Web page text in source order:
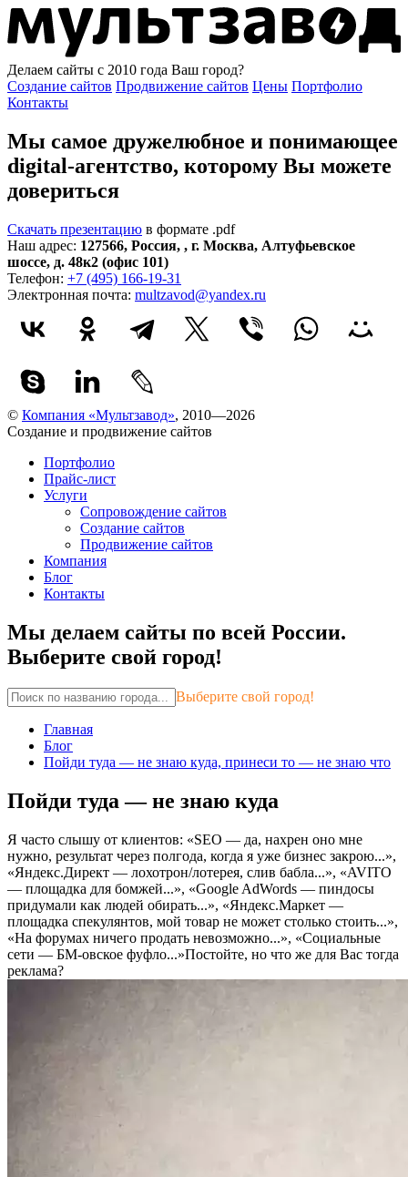
Делаем сайты с 2010 года Ваш город?
Создание сайтов Продвижение сайтов Цены Портфолио
Контакты
Мы самое дружелюбное и понимающее
digital-агентство, которому Вы можете
довериться
Скачать презентацию в формате .pdf
Наш адрес: 127566, Россия, , г. Москва, Алтуфьевское
шоссе, д. 48к2 (офис 101)
Телефон: +7 (495) 166-19-31
Электронная почта: multzavod@yandex.ru
© Компания «Мультзавод», 2010—2026
Создание и продвижение сайтов
Портфолио
Прайс-лист
Услуги
Сопровождение сайтов
Создание сайтов
Продвижение сайтов
Компания
Блог
Контакты
Мы делаем сайты по всей России.
Выберите свой город!
Выберите свой город!
Главная
Блог
Пойди туда — не знаю куда, принеси то — не знаю что
Пойди туда — не знаю куда
Я часто слышу от клиентов: «SEO — да, нахрен оно мне
нужно, результат через полгода, когда я уже бизнес закрою...»,
«Яндекс.Директ — лохотрон/лотерея, слив бабла...», «AVITO
— площадка для бомжей...», «Google AdWords — пиндосы
придумали как людей обирать...», «Яндекс.Маркет —
площадка спекулянтов, мой товар не может столько стоить...»,
«На форумах ничего продать невозможно...», «Социальные
сети — БМ-овское фуфло...»Постойте, но что же для Вас тогда
реклама?